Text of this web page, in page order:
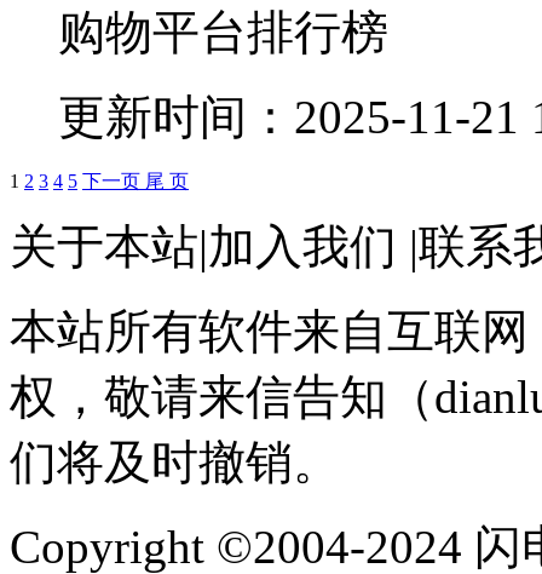
购物平台排行榜
更新时间： 2025-11-21
1 2 3 4 5 下一页 尾 页
关于本站|加入我们 |联系
本站所有软件来自互联
权，敬请来信告知（
们将及时撤销。
Copyright ©2004-2024 闪